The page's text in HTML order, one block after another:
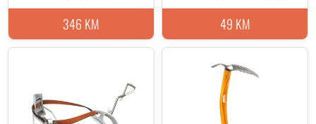
346 KM
49 KM